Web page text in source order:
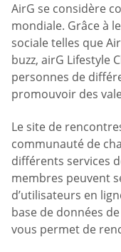
AirG se considère
mondiale. Grâce à
sociale telles que
buzz, airG Lifestyle
personnes de
promouvoir des
Le site de
communauté de
différents services
membres peuvent
d’utilisateurs en
base de données
vous permet de